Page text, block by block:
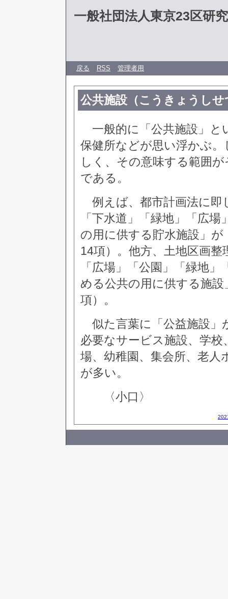
一般社団法人東京23区研
戻る RSS 管理者用
公共施設（こうきょうしせ
一般的に「公共施設」と
保健所などが思い浮かぶ
しく、その意味する範囲
である。
例えば、都市計画法に即
「下水道」「緑地」「広
の用に供する貯水施設」
14項）。他方、土地区画
「広場」「公園」「緑地
める公共の用に供する施
項）。
似た言葉に「公益施設」
必要なサービス施設、学校
場、幼稚園、集会所、老
が多い。
〈小口〉